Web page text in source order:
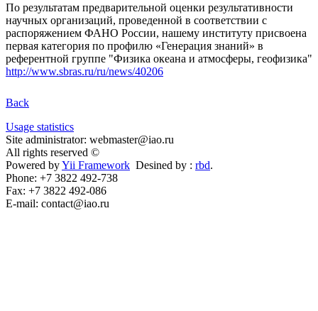
По результатам предварительной оценки результативности
научных организаций, проведенной в соответствии с
распоряжением ФАНО России, нашему институту присвоена
первая категория по профилю «Генерация знаний» в
референтной группе "Физика океана и атмосферы, геофизика"
http://www.sbras.ru/ru/news/40206
Back
Usage statistics
Site administrator: webmaster@iao.ru
All rights reserved ©
Powered byYii Framework Desined by : rbd.
Phone: +7 3822 492-738
Fax: +7 3822 492-086
E-mail: contact@iao.ru